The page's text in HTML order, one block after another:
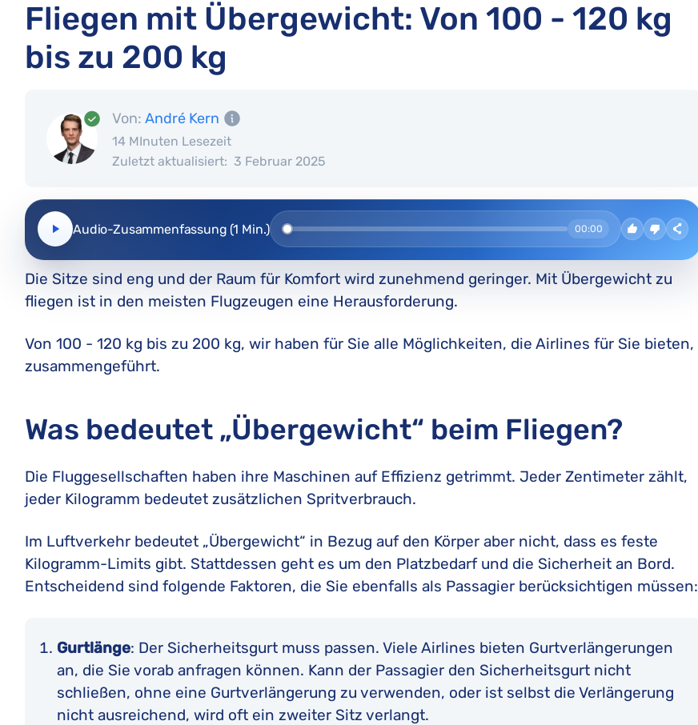
Fliegen mit Übergewicht: Von 100 - 120 kg
bis zu 200 kg
Von: André Kern
14 MInuten Lesezeit
Zuletzt aktualisiert: 3 Februar 2025
00:00
Audio-Zusammenfassung (1 Min.)
Die Sitze sind eng und der Raum für Komfort wird zunehmend geringer. Mit Übergewicht zu
fliegen ist in den meisten Flugzeugen eine Herausforderung.
Von 100 - 120 kg bis zu 200 kg, wir haben für Sie alle Möglichkeiten, die Airlines für Sie bieten,
zusammengeführt.
Was bedeutet „Übergewicht“ beim Fliegen?
Die Fluggesellschaften haben ihre Maschinen auf Effizienz getrimmt. Jeder Zentimeter zählt,
jeder Kilogramm bedeutet zusätzlichen Spritverbrauch.
Im Luftverkehr bedeutet „Übergewicht“ in Bezug auf den Körper aber nicht, dass es feste
Kilogramm-Limits gibt. Stattdessen geht es um den Platzbedarf und die Sicherheit an Bord.
Entscheidend sind folgende Faktoren, die Sie ebenfalls als Passagier berücksichtigen müssen:
Gurtlänge: Der Sicherheitsgurt muss passen. Viele Airlines bieten Gurtverlängerungen
an, die Sie vorab anfragen können. Kann der Passagier den Sicherheitsgurt nicht
schließen, ohne eine Gurtverlängerung zu verwenden, oder ist selbst die Verlängerung
nicht ausreichend, wird oft ein zweiter Sitz verlangt.